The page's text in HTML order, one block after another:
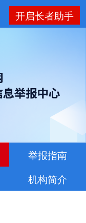
开启长者助手
举报指南
机构简介